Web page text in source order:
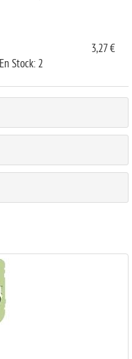
3,27 €
En Stock: 2